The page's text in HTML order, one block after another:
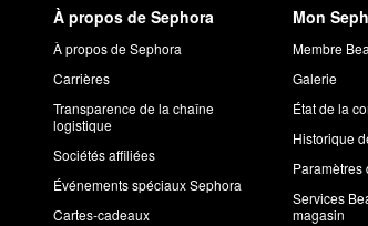
À propos de Sephora
À propos de Sephora
Carrières
Transparence de la chaîne
logistique
Sociétés affiliées
Événements spéciaux Sephora
Cartes-cadeaux
Mon
Membre
Galerie
État de la
Historique
Paramètres
Services
magasin